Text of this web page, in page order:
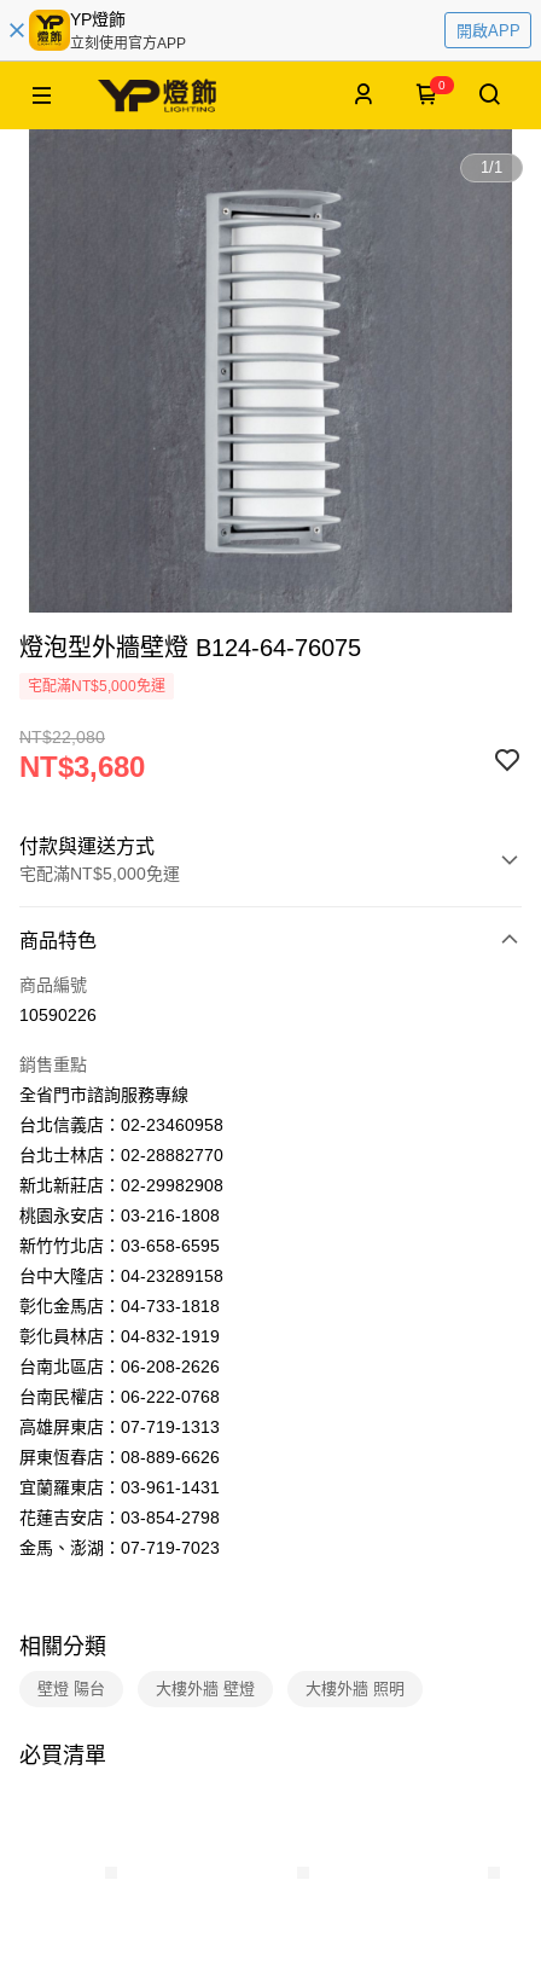
YP燈飾
立刻使用官方APP
開啟APP
0
1/1
燈泡型外牆壁燈 B124-64-76075
宅配滿NT$5,000免運
NT$22,080
NT$3,680
付款與運送方式
宅配滿NT$5,000免運
信用卡一次付款
LINE Pay
街口支付
悠遊付
Google Pay
全盈+PAY
AFTEE先享後付
相關說明
【關於「AFTEE先享後付」】
AFTEE先享後付是「在收到商品之後才付款」的支付方式。 讓您購物簡單
便利好安心！
１．簡單：不需註冊會員、不需綁卡、不需儲值。
３．安心：先確認商品／服務後，再付款。
【「AFTEE先享後付」結帳流程】
１．於結帳方式選擇「AFTEE先享後付」後，將跳轉至「AFTEE先享後付」
結帳頁面，進行簡訊認證並確認金額後，即可完成結帳。
２．訂單成立數日內，您將收到繳費通知簡訊。
後付繳納相關費用。
是否繳費成功／繳費後需取消欲退款等相關疑問，請聯繫「AFTEE先享後付
【注意事項】
ATM付款
運送方式
新竹貨運宅配
商品特色
商品編號
10590226
銷售重點
全省門市諮詢服務專線
台北信義店：02-23460958
台北士林店：02-28882770
新北新莊店：02-29982908
桃園永安店：03-216-1808
新竹竹北店：03-658-6595
台中大隆店：04-23289158
彰化金馬店：04-733-1818
彰化員林店：04-832-1919
台南北區店：06-208-2626
台南民權店：06-222-0768
高雄屏東店：07-719-1313
屏東恆春店：08-889-6626
宜蘭羅東店：03-961-1431
花蓮吉安店：03-854-2798
金馬、澎湖：07-719-7023
相關分類
壁燈 陽台 大樓外牆 壁燈 大樓外牆 照明
必買清單